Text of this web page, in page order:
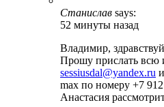
Станислав says:
52 минуты назад
Владимир,
Прошу прислать всю
sessiusdal@yandex.ru
max по номеру +7
Анастасия